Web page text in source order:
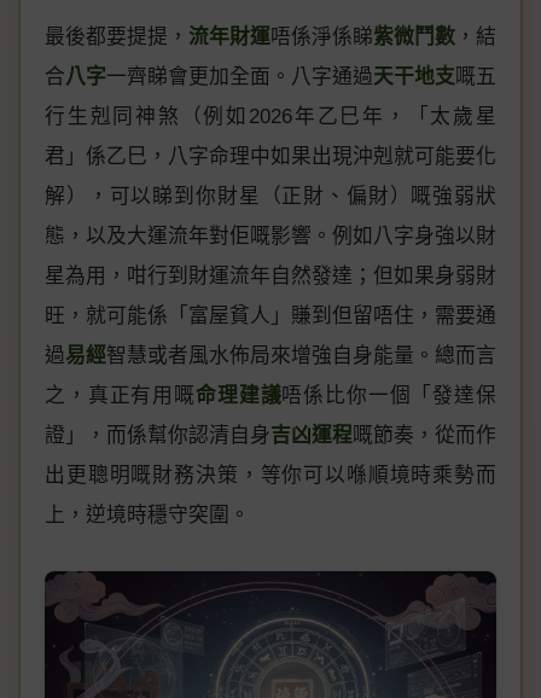
最後都要提提， 流年財運唔係淨係睇紫微鬥數 ，結
合八字一齊睇會更加全面。八字通過天干地支嘅五
行生剋同神煞（例如2026年乙巳年，「太歲星
君」係乙巳，八字命理中如果出現沖剋就可能要化
解），可以睇到你財星（正財、偏財）嘅強弱狀
態，以及大運流年對佢嘅影響。例如八字身強以財
星為用，咁行到財運流年自然發達；但如果身弱財
旺，就可能係「富屋貧人」賺到但留唔住，需要通
過易經智慧或者風水佈局來增強自身能量。總而言
之，真正有用嘅命理建議唔係比你一個「發達保
證」，而係幫你認清自身吉凶運程嘅節奏，從而作
出更聰明嘅財務決策，等你可以喺順境時乘勢而
上，逆境時穩守突圍。